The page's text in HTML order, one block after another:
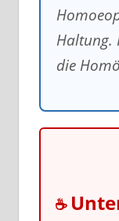
Haltung.
die
☕